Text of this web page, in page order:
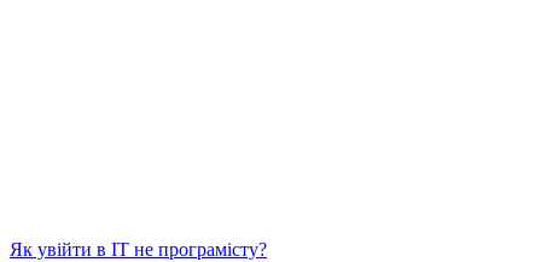
Як увійти в IT не програмісту?